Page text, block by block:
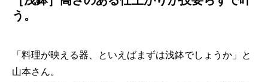
う。
「料理が映える器、といえばまずは浅鉢でしょうか」と
山本さん。